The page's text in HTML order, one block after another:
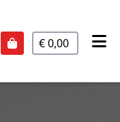
€ 0,00